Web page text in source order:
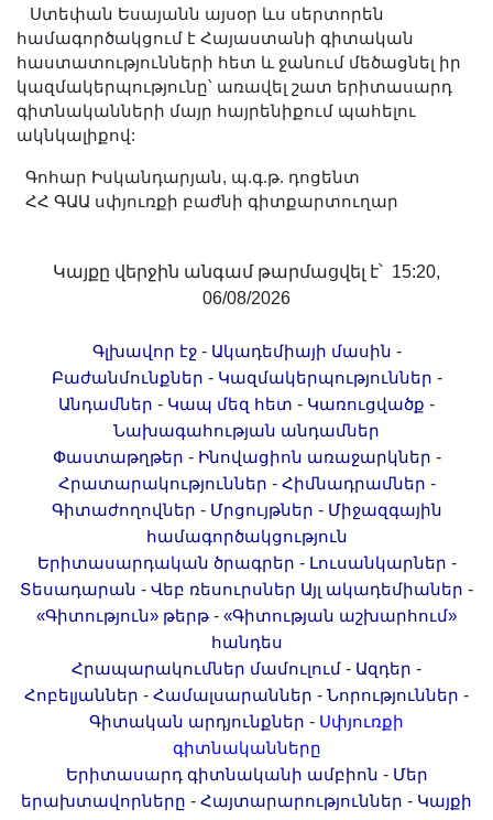
Ստեփան Եսայանն այսօր ևս սերտորեն
համագործակցում է Հայաստանի գիտական
հաստատությունների հետ և ջանում մեծացնել իր
կազմակերպությունը՝ առավել շատ երիտասարդ
գիտնականների մայր հայրենիքում պահելու
ակնկալիքով:
Գոհար Իսկանդարյան, պ.գ.թ. դոցենտ
ՀՀ ԳԱԱ սփյուռքի բաժնի գիտքարտուղար
Կայքը վերջին անգամ թարմացվել է՝ 15:20,
06/08/2026
Գլխավոր էջ- Ակադեմիայի մասին -
Բաժանմունքներ - Կազմակերպություններ -
Անդամներ - Կապ մեզ հետ - Կառուցվածք -
Նախագահության անդամներ
Փաստաթղթեր - Ինովացիոն առաջարկներ -
Հրատարակություններ - Հիմնադրամներ -
Գիտաժողովներ - Մրցույթներ - Միջազգային
համագործակցություն
Երիտասարդական ծրագրեր - Լուսանկարներ -
Տեսադարան - Վեբ ռեսուրսներ Այլ ակադեմիաներ -
«Գիտություն» թերթ - «Գիտության աշխարհում»
հանդես
Հրապարակումներ մամուլում - Ազդեր -
Հոբելյաններ - Համալսարաններ - Նորություններ -
Գիտական արդյունքներ - Սփյուռքի
գիտնականները
Երիտասարդ գիտնականի ամբիոն - Մեր
երախտավորները - Հայտարարություններ - Կայքի